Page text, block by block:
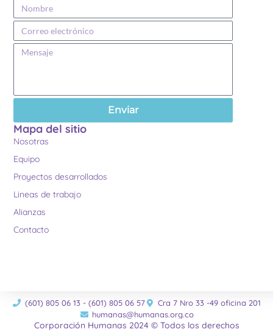
Enviar
Mapa del sitio
Nosotras
Equipo
Proyectos desarrollados
Lineas de trabajo
Alianzas
Contacto
(601) 805 06 13 - (601) 805 06 57
Cra 7 Nro 33 -49 oficina 201
humanas@humanas.org.co
Corporación Humanas 2024 © Todos los derechos